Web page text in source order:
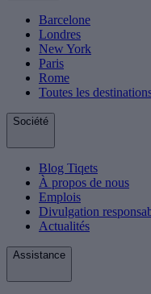
Barcelone
Londres
New York
Paris
Rome
Toutes les
Société
Blog Tiqets
À propos de nous
Emplois
Divulgation
Actualités
Assistance